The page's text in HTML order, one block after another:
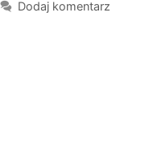
Dodaj komentarz